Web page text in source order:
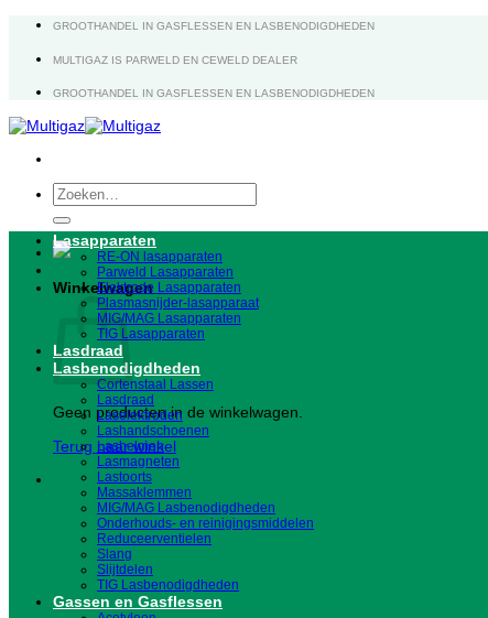
inhoud
GROOTHANDEL IN GASFLESSEN EN LASBENODIGDHEDEN
MULTIGAZ IS PARWELD EN CEWELD DEALER
GROOTHANDEL IN GASFLESSEN EN LASBENODIGDHEDEN
Zoeken
naar:
Winkelwagen
Geen producten in de winkelwagen.
Terug naar winkel
Lasapparaten
RE-ON lasapparaten
Parweld Lasapparaten
Elektrode Lasapparaten
Plasmasnijder-lasapparaat
MIG/MAG Lasapparaten
TIG Lasapparaten
Lasdraad
Lasbenodigdheden
Cortenstaal Lassen
Lasdraad
Laselektroden
Lashandschoenen
Lashelmen
Lasmagneten
Lastoorts
Massaklemmen
MIG/MAG Lasbenodigdheden
Onderhouds- en reinigingsmiddelen
Reduceerventielen
Slang
Slijtdelen
TIG Lasbenodigdheden
Gassen en Gasflessen